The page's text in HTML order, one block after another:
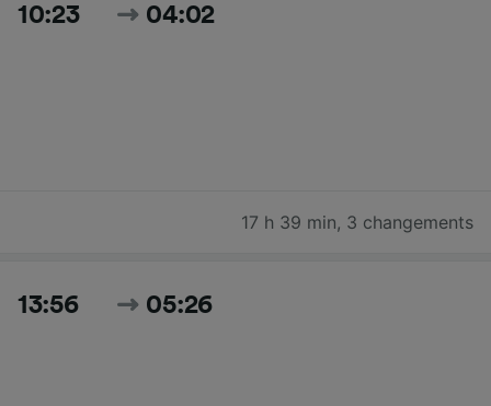
10:23 04:02
17 h 39 min, 3 changements
13:56 05:26